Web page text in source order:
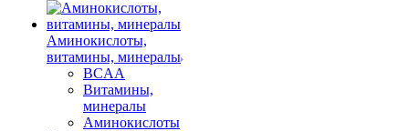
Аминокислоты,
витамины, минералы
BCAA
Витамины,
минералы
Аминокислоты